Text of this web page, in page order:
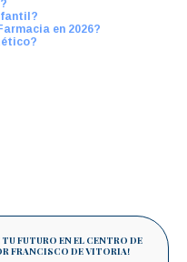
en 2026?
TU FUTURO EN EL CENTRO DE
FRANCISCO DE VITORIA!